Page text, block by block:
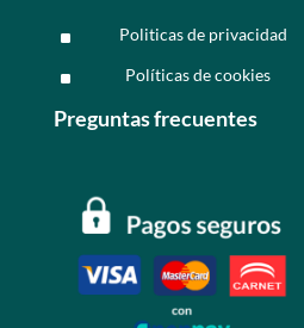
^ Politicas de privacidad
^ Políticas de cookies
Preguntas frecuentes